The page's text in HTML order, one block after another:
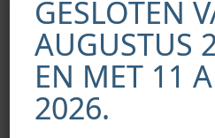
Gerelateerde
GESLOTEN
AUGUSTUS
EN MET 11
2026.